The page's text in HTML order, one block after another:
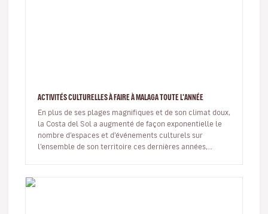
ACTIVITÉS CULTURELLES À FAIRE À MALAGA TOUTE L'ANNÉE
En plus de ses plages magnifiques et de son climat doux,
la Costa del Sol a augmenté de façon exponentielle le
nombre d’espaces et d’événements culturels sur
l’ensemble de son territoire ces dernières années,